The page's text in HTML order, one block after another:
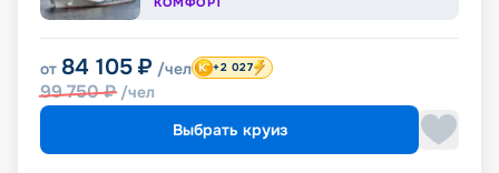
от 84 105 ₽ /чел
99 750₽ /чел
+2 027
Выбрать круиз